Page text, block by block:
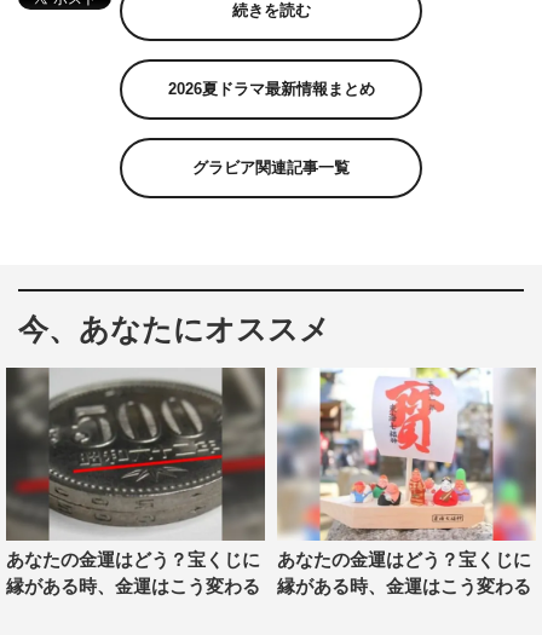
続きを読む
2026夏ドラマ最新情報まとめ
グラビア関連記事一覧
今、あなたにオススメ
あなたの金運はどう？宝くじに
縁がある時、金運はこう変わる
あなたの金運はどう？宝くじに
縁がある時、金運はこう変わる